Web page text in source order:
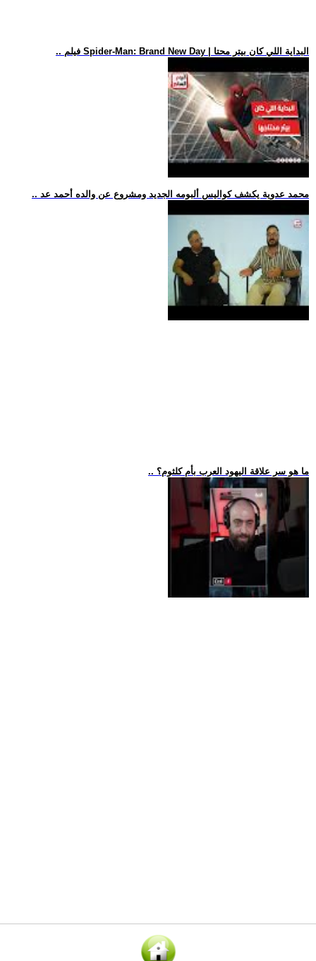
.. فيلم Spider-Man: Brand New Day | البداية اللي كان بيتر محتا
.. محمد عدوية يكشف كواليس ألبومه الجديد ومشروع عن والده أحمد عد
.. ما هو سر علاقة اليهود العرب بأم كلثوم؟